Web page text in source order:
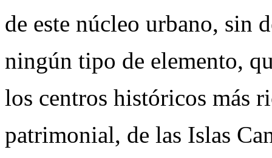
de este núcleo urbano, sin
ningún tipo de elemento,
los centros históricos más
patrimonial, de las Islas